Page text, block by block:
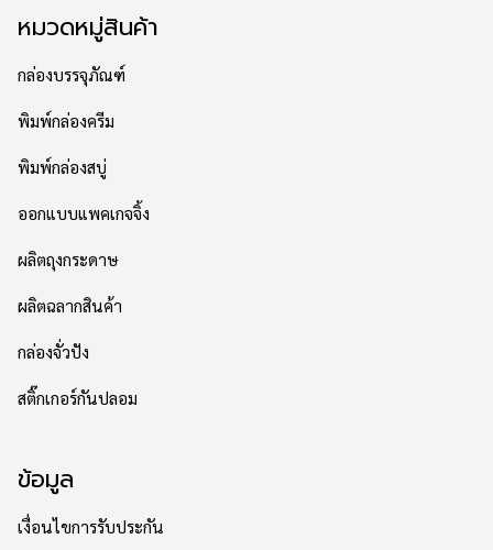
หมวดหมู่สินค้า
กล่องบรรจุภัณฑ์
พิมพ์กล่องครีม
พิมพ์กล่องสบู่
ออกแบบแพคเกจจิ้ง
ผลิตถุงกระดาษ
ผลิตฉลากสินค้า
กล่องจั่วปัง
สติ๊กเกอร์กันปลอม
ข้อมูล
เงื่อนไขการรับประกัน